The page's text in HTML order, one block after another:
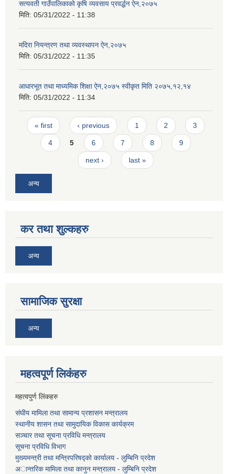
सत्यवती गाउँपालिकाको कृषि व्यवसाय प्रवर्द्धन ऐन,२०७५
मिति: 05/31/2022 - 11:38
मदिरा नियन्त्रण तथा व्यवस्थापन ऐन,२०७५
मिति: 05/31/2022 - 11:35
आधारभूत तथा माध्यमिक शिक्षा ऐन,२०७५ स्वीकृत मिति २०७५,१२,१४
मिति: 05/31/2022 - 11:34
Pages
« first ‹ previous 1 2 3
4 5 6 7 8 9
next › last »
अन्य
कर तथा शुल्कहरु
अन्य
सामाजिक सुरक्षा
अन्य
महत्वपूर्ण लि‌कंंहरु
महत्वपुर्ण लिंकहरु
संघीय मामिला तथा सामान्य प्रशासन मन्त्रालय
स्थानीय शासन तथा सामुदायिक विकास कार्यक्रम
सञ्चार तथा सूचना प्रविधि मन्त्रालय
सूचना प्रविधि विभाग
मुख्यमन्त्री तथा मन्त्रिपरिषद्को कार्यालय - लुम्बिनि प्रदेश
अान्तरिक मामिला तथा कानुन मन्त्रालय - लुम्बिनि प्रदेश